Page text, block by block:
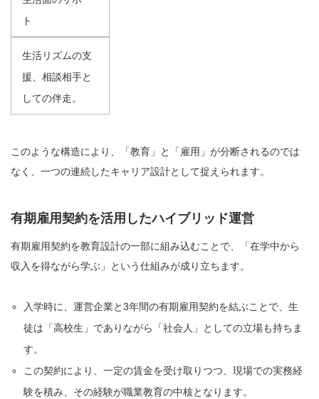
ト
生活リズムの支
援、相談相手と
しての伴走。
このような構造により、「教育」と「雇用」が分断されるのでは
なく、一つの連続したキャリア設計として捉えられます。
有期雇用契約を活用したハイブリッド運営
有期雇用契約を教育設計の一部に組み込むことで、「在学中から
収入を得ながら学ぶ」という仕組みが成り立ちます。
入学時に、運営企業と3年間の有期雇用契約を結ぶことで、生
徒は「高校生」でありながら「社会人」としての立場も持ちま
す。
この契約により、一定の賃金を受け取りつつ、現場での実務経
験を積み、その経験が職業教育の中核となります。